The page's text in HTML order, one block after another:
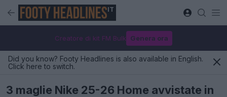
IT
Creatore di kit FM Bulk Genera ora
Did you know? Footy Headlines is also available in English.
Click here to switch.
3 maglie Nike 25-26 Home avvistate in